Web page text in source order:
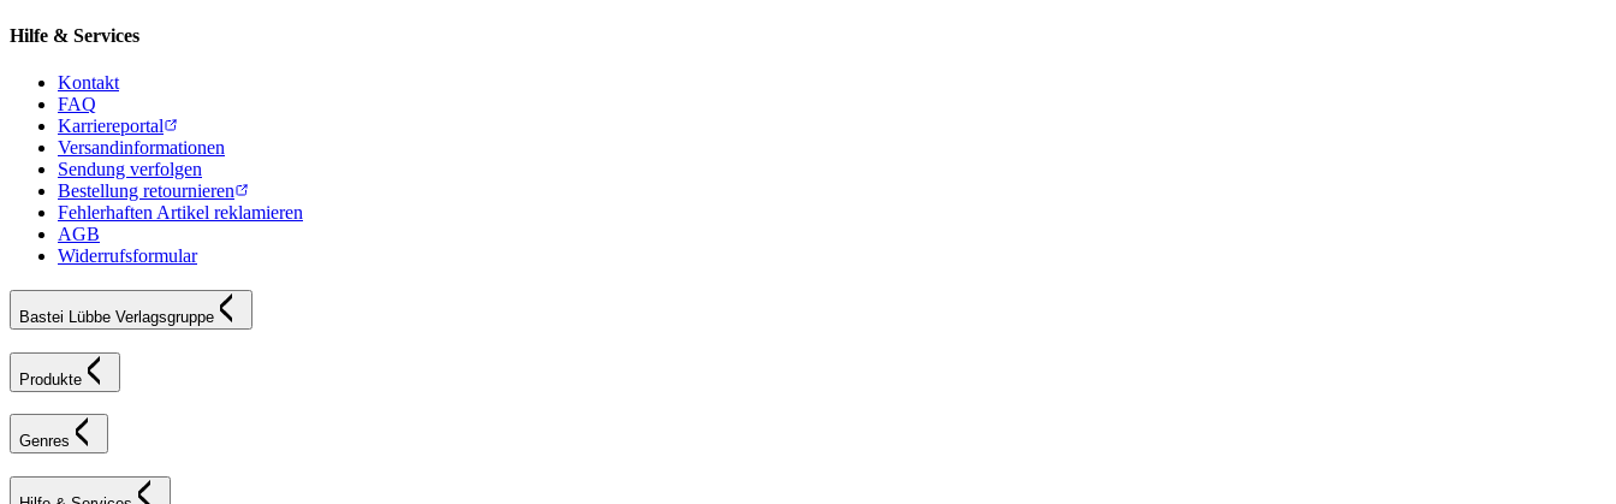
Hilfe & Services
Kontakt
FAQ
Karriereportal
Versandinformationen
Sendung verfolgen
Bestellung retournieren
Fehlerhaften Artikel reklamieren
AGB
Widerrufsformular
Bastei Lübbe Verlagsgruppe
Produkte
Genres